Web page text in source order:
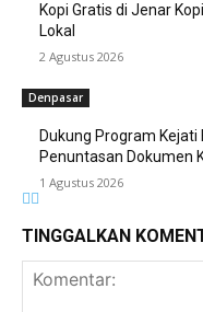
Kopi Gratis di Jenar
Lokal
2 Agustus 2026
Denpasar
Dukung Program Kejati
Penuntasan Dokumen
1 Agustus 2026
TINGGALKAN